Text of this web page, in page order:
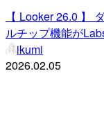
【 Looker 26.0 】
ルチップ機能が
ikumi
2026.02.05